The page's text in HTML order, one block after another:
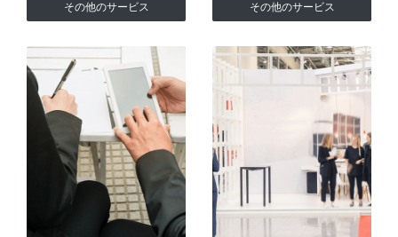
その他のサービス その他のサービス